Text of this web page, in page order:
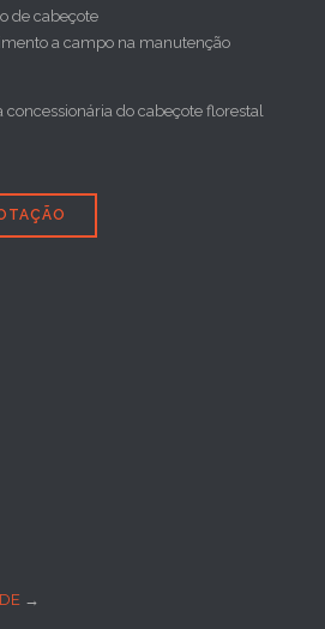
de cabeçote
a campo na manutenção
do cabeçote florestal
→